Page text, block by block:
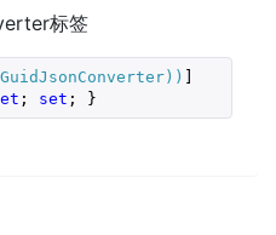
标签
]
; set ; }